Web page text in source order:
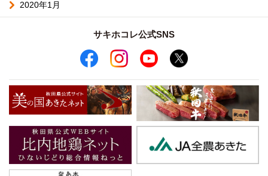
2020年1月
サキホコレ公式SNS